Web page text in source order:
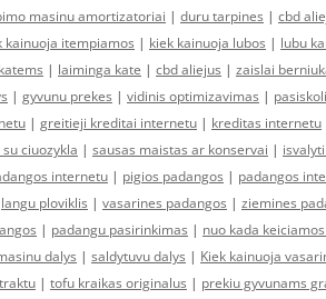
masinu amortizatoriai | duru tarpines | cbd
kainuoja itempiamos | kiek kainuoja lubos | lubu
| laiminga kate | cbd aliejus | zaislai
| gyvunu prekes | vidinis optimizavimas |
| greitieji kreditai internetu | kreditas internetu
ciuozykla | sausas maistas ar konservai |
internetu | pigios padangos | padangos
langu ploviklis | vasarines padangos | ziemines
| padangu pasirinkimas | nuo kada
dalys | saldytuvu dalys | Kiek kainuoja
| tofu kraikas originalus | prekiu gyvunams